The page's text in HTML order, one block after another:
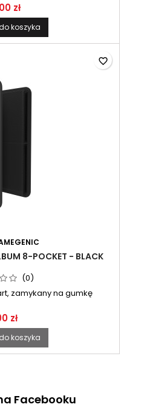
zł
koszyka
8-POCKET - BLACK
(0)
zamykany na gumkę
zł
koszyka
favorite_border
Facebooku